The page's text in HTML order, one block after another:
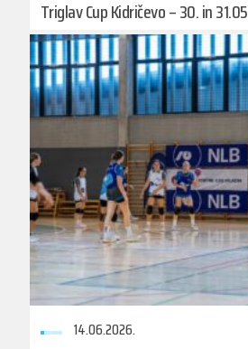
Triglav Cup Kidričevo – 30. in 31.05
14.06.2026.